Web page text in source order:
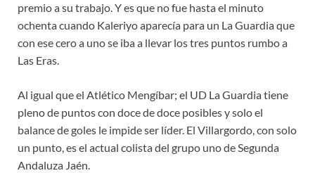
premio a su trabajo. Y es que no fue hasta el minuto
ochenta cuando Kaleriyo aparecía para un La Guardia que
con ese cero a uno se iba a llevar los tres puntos rumbo a
Las Eras.
Al igual que el Atlético Mengíbar; el UD La Guardia tiene
pleno de puntos con doce de doce posibles y solo el
balance de goles le impide ser líder. El Villargordo, con solo
un punto, es el actual colista del grupo uno de Segunda
Andaluza Jaén.